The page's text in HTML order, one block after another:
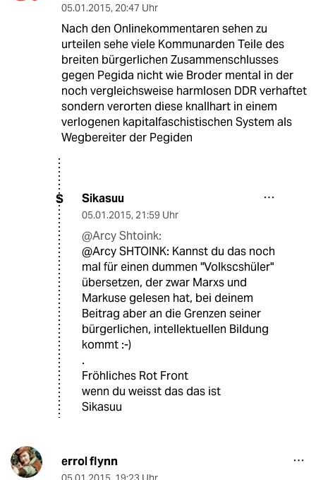
05.01.2015, 20:47 Uhr
Nach den Onlinekommentaren sehen zu
urteilen sehe viele Kommunarden Teile des
breiten bürgerlichen Zusammenschlusses
gegen Pegida nicht wie Broder mental in der
noch vergleichsweise harmlosen DDR verhaftet
sondern verorten diese knallhart in einem
verlogenen kapitalfaschistischen System als
Wegbereiter der Pegiden
S Sikasuu
05.01.2015, 21:59 Uhr
@Arcy Shtoink:
@Arcy SHTOINK: Kannst du das noch
mal für einen dummen "Volkscshüler"
übersetzen, der zwar Marxs und
Markuse gelesen hat, bei deinem
Beitrag aber an die Grenzen seiner
bürgerlichen, intellektuellen Bildung
kommt :-)
.
Fröhliches Rot Front
wenn du weisst das das ist
Sikasuu
errol flynn